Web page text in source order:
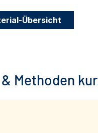
Übersicht
Methoden